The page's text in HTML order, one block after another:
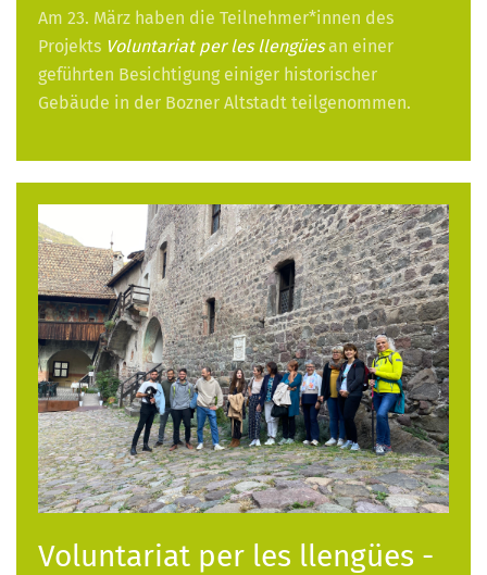
Am 23. März haben die Teilnehmer*innen des
Projekts Voluntariat per les llengüesan einer
geführten Besichtigung einiger historischer
Gebäude in der Bozner Altstadt teilgenommen.
Voluntariat per les llengües -